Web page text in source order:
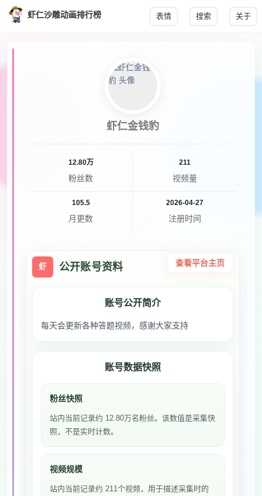
虾仁沙雕动画排行榜 表情 搜索 关于
虾仁金钱豹
12.80万
粉丝数
211
视频量
105.5
月更数
2026-04-27
注册时间
虾 公开账号资料 查看平台主页
账号公开简介
每天会更新各种答题视频，感谢大家支持
账号数据快照
粉丝快照
站内当前记录约 12.80万名粉丝。该数值是采集快
照，不是实时计数。
视频规模
站内当前记录约 211个视频，用于描述采集时的